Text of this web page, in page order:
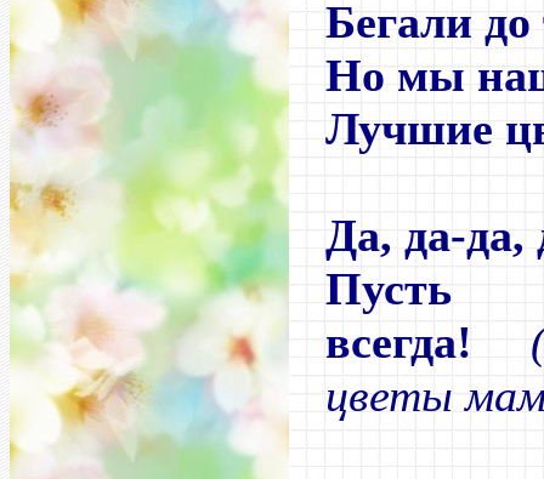
Бегали
Но мы
Лучшие
Да, да-да,
Пусть
всегда!
цветы